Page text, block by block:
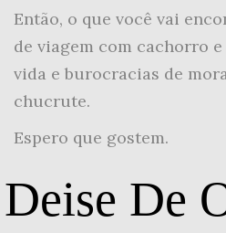
Então, o que você vai
de viagem com cachorro
vida e burocracias de
chucrute.
Espero que gostem.
Deise De